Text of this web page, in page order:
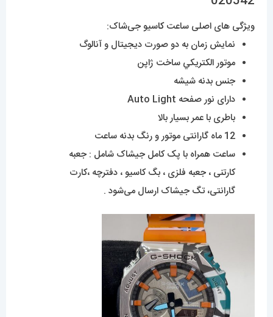
ویژگی های اصلی ساعتکاسیو جی‌شاک:
نمایش زمان به دو صورت دیجیتال و آنالوگ
موتور الکتريکي ساخت ژاپن
جنس بدنه شیشه
دارای نور صفحه Auto Light
باطری با عمر بسیار بالا
12 ماه گارانتی موتور و رنگ بدنه ساعت
ساعت همراه با پک کامل جیشاک شامل : جعبه
کارتنی ، جعبه فلزی ، بگ کاسیو ، دفترچه ،کارت
گارانتی، تگ جیشاک ارسال می‌شود .